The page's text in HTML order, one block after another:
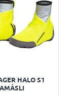
HALO S1